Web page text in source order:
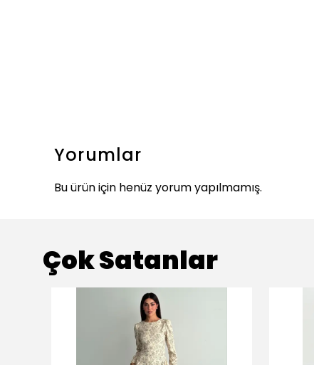
Yorumlar
Bu ürün için henüz yorum yapılmamış.
Çok Satanlar